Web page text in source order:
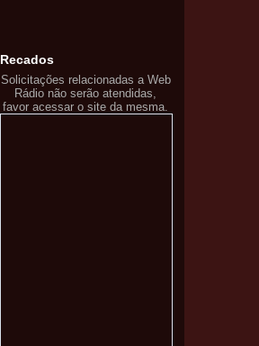
Recados
Solicitações relacionadas a Web
Rádio não serão atendidas,
favor acessar o site da mesma.